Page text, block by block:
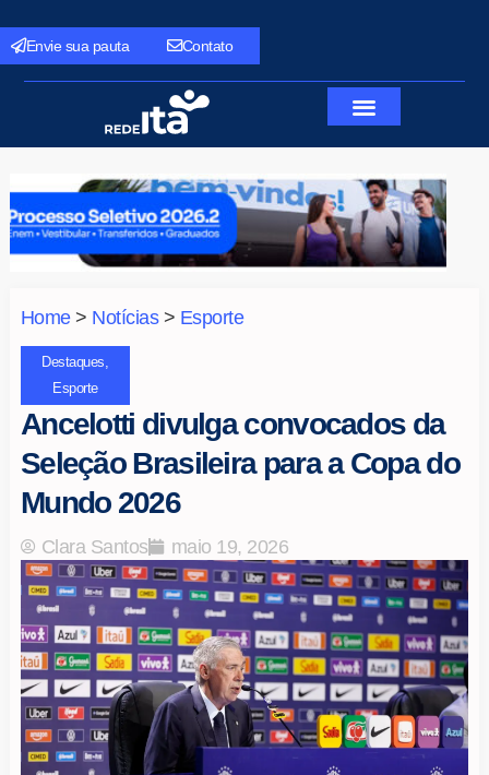
Envie sua pauta Contato
Home> Notícias> Esporte
Destaques
Esporte
Ancelotti divulga convocados da
Seleção Brasileira para a Copa do
Mundo 2026
Clara Santos maio 19, 2026